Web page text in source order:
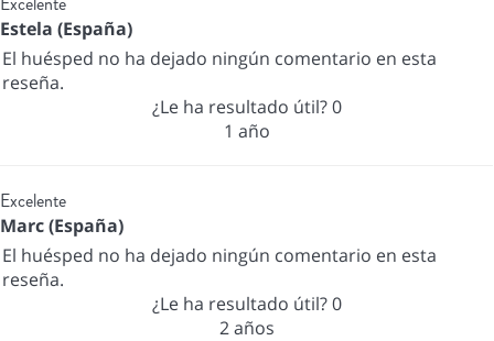
Estela (España)
El huésped no ha dejado ningún comentario en esta
reseña.
¿Le ha resultado útil?0
1 año
Excelente
Marc (España)
El huésped no ha dejado ningún comentario en esta
reseña.
¿Le ha resultado útil?0
2 años